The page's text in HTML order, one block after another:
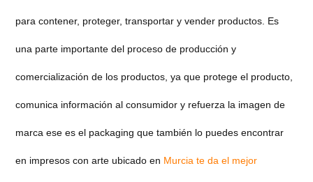
para contener, proteger, transportar y vender productos. Es
una parte importante del proceso de producción y
comercialización de los productos, ya que protege el producto,
comunica información al consumidor y refuerza la imagen de
marca ese es el packaging que también lo puedes encontrar
en impresos con arte ubicado en Murcia te da el mejor